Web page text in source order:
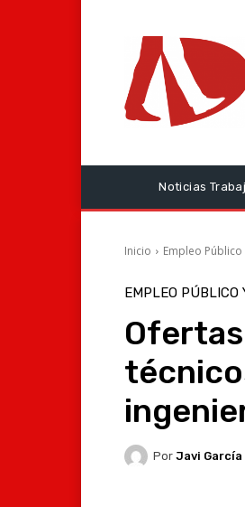
Noticias
Inicio Empleo
EMPLEO PÚBLICO
Por Javi García